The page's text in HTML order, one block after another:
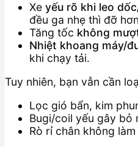
Xe yếu rõ khi leo
đều ga nhẹ thì đỡ
Tăng tốc không
Nhiệt khoang máy/
khi chạy tải.
Tuy nhiên, bạn vẫn cần
Lọc gió bẩn, kim
Bugi/coil yếu gây bỏ
Rò rỉ chân không